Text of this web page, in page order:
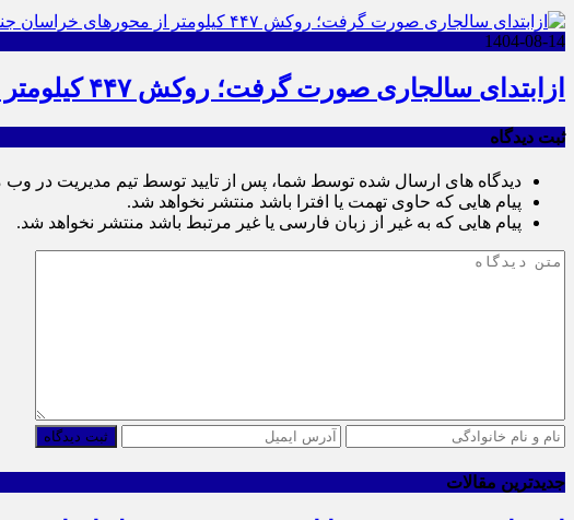
1404-08-14
ازابتدای سالجاری صورت گرفت؛ روکش ۴۴۷ کیلومتر از محورهای خراسان جنوبی
ثبت دیدگاه
دیدگاه های ارسال شده توسط شما، پس از تایید توسط تیم مدیریت در
پیام هایی که حاوی تهمت یا افترا باشد منتشر نخواهد شد.
پیام هایی که به غیر از زبان فارسی یا غیر مرتبط باشد منتشر نخواهد شد.
ثبت دیدگاه
جدیدترین مقالات